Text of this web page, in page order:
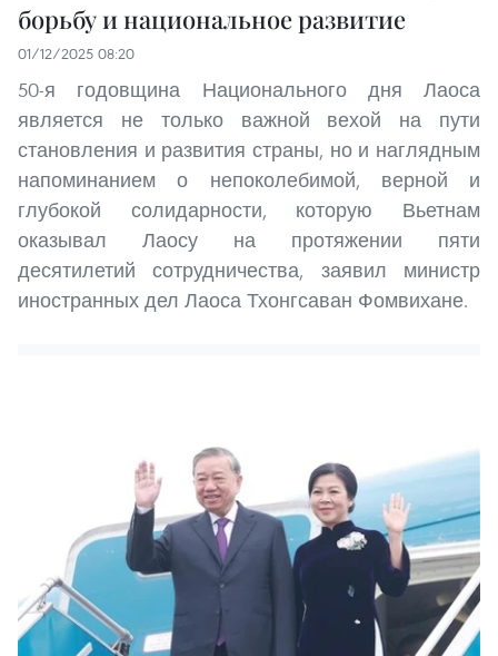
борьбу и национальное развитие
01/12/2025 08:20
50-я годовщина Национального дня Лаоса
является не только важной вехой на пути
становления и развития страны, но и наглядным
напоминанием о непоколебимой, верной и
глубокой солидарности, которую Вьетнам
оказывал Лаосу на протяжении пяти
десятилетий сотрудничества, заявил министр
иностранных дел Лаоса Тхонгсаван Фомвихане.